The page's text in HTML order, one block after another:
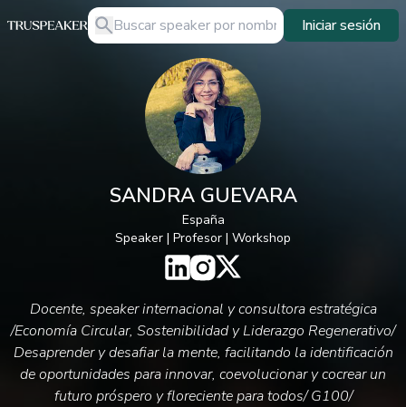
Iniciar sesión
SANDRA GUEVARA
España
Speaker | Profesor | Workshop
Docente, speaker internacional y consultora estratégica
/Economía Circular, Sostenibilidad y Liderazgo Regenerativo/
Desaprender y desafiar la mente, facilitando la identificación
de oportunidades para innovar, coevolucionar y cocrear un
futuro próspero y floreciente para todos/ G100/